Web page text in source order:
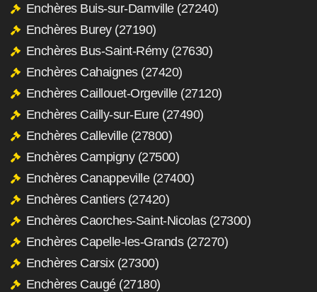
Enchères Buis-sur-Damville (27240)
Enchères Burey (27190)
Enchères Bus-Saint-Rémy (27630)
Enchères Cahaignes (27420)
Enchères Caillouet-Orgeville (27120)
Enchères Cailly-sur-Eure (27490)
Enchères Calleville (27800)
Enchères Campigny (27500)
Enchères Canappeville (27400)
Enchères Cantiers (27420)
Enchères Caorches-Saint-Nicolas (27300)
Enchères Capelle-les-Grands (27270)
Enchères Carsix (27300)
Enchères Caugé (27180)